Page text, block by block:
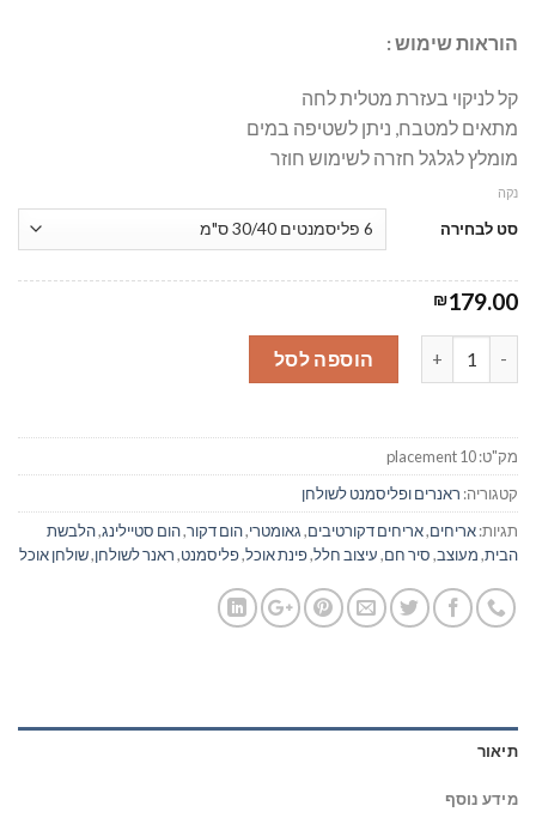
הוראות שימוש :
קל לניקוי בעזרת מטלית לחה
מתאים למטבח, ניתן לשטיפה במים
מומלץ לגלגל חזרה לשימוש חוזר
סט לבחירה
נקה
₪179.00
כמות של ראנר/ פלייסמנט לשולחן דגם אורינטלי בז' 10
הוספה לסל
מק"ט:placement 10
קטגוריה: ראנרים ופליסמנט לשולחן
תגיות:אריחים,אריחים דקורטיבים,גאומטרי,הום דקור,הום סטיילינג,הלבשת
הבית,מעוצב,סיר חם,עיצוב חלל,פינת אוכל,פליסמנט,ראנר לשולחן,שולחן אוכל
תיאור
מידע נוסף